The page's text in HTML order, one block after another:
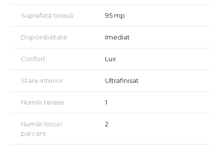
Suprafață terasă 95 mp
Disponibilitate Imediat
Confort Lux
Stare interior Ultrafinisat
Număr terase 1
Număr locuri
parcare
2